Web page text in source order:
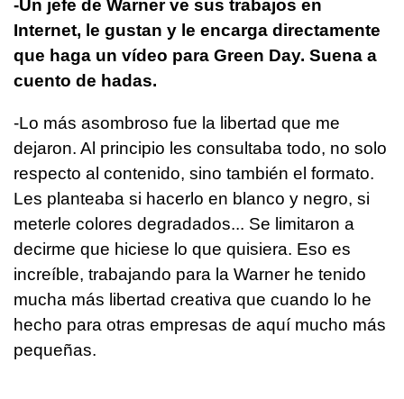
-Un jefe de Warner ve sus trabajos en
Internet, le gustan y le encarga directamente
que haga un vídeo para Green Day. Suena a
cuento de hadas.
-Lo más asombroso fue la libertad que me
dejaron. Al principio les consultaba todo, no solo
respecto al contenido, sino también el formato.
Les planteaba si hacerlo en blanco y negro, si
meterle colores degradados... Se limitaron a
decirme que hiciese lo que quisiera. Eso es
increíble, trabajando para la Warner he tenido
mucha más libertad creativa que cuando lo he
hecho para otras empresas de aquí mucho más
pequeñas.